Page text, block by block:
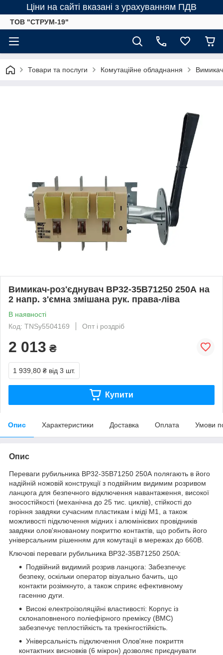
Ціни на сайті вказані з урахуванням ПДВ
ТОВ "СТРУМ-19"
Товари та послуги Комутаційне обладнання
Вимикач-роз'єднувач ВР32-35B71250 250А на
2 напр. з'ємна змішана рук. права-ліва
В наявності
Код: TNSy5504169
Опт і роздріб
2 013 ₴
1 939,80 ₴ від 3 шт.
Купити
Опис Характеристики Доставка Оплата Умови
Опис
Переваги рубильника ВР32-35B71250 250А полягають в його
надійній ножовій конструкції з подвійним видимим розривом
ланцюга для безпечного відключення навантаження, високої
зносостійкості (механічна до 25 тис. циклів), стійкості до
горіння завдяки сучасним пластикам і міді М1, а також
можливості підключення мідних і алюмінієвих провідників
завдяки олов'янованому покриттю контактів, що робить його
універсальним рішенням для комутації в мережах до 660В.
Ключові переваги рубильника ВР32-35B71250 250А:
Подвійний видимий розрив ланцюга: Забезпечує
безпеку, оскільки оператор візуально бачить, що
контакти розімкнуто, а також сприяє ефективному
гасенню дуги.
Високі електроізоляційні властивості: Корпус із
склонаповненого поліефірного преміксу (ВМС)
забезпечує теплостійкість та трекінгостійкість.
Універсальність підключення Олов'яне покриття
контактних висновків (6 мікрон) дозволяє приєднувати